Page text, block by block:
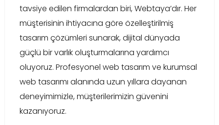
tavsiye edilen firmalardan biri, Webtaya’dır. Her
müşterisinin ihtiyacına göre özelleştirilmiş
tasarım çözümleri sunarak, dijital dünyada
güçlü bir varlık oluşturmalarına yardımcı
oluyoruz. Profesyonel web tasarım ve kurumsal
web tasarımı alanında uzun yıllara dayanan
deneyimimizle, müşterilerimizin güvenini
kazanıyoruz.